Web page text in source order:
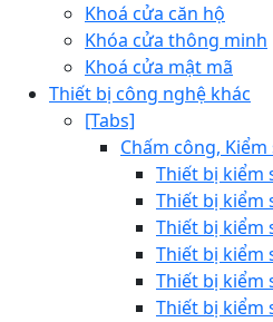
Khoá cửa căn hộ
Khóa cửa thông minh
Khoá cửa mật mã
Thiết bị công nghệ khác
[Tabs]
Chấm công,
Thiết bị kiểm
Thiết bị kiểm
Thiết bị kiểm
Thiết bị kiểm
Thiết bị kiểm
Thiết bị kiểm